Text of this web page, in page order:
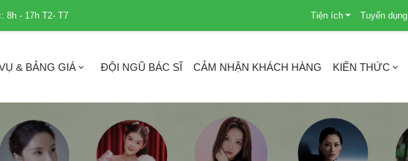
8h - 17h T2- T7 Tiện ích Tuyển dụng
& BẢNG GIÁ ĐỘI NGŨ BÁC SĨ CẢM NHẬN KHÁCH HÀNG KIẾN THỨC